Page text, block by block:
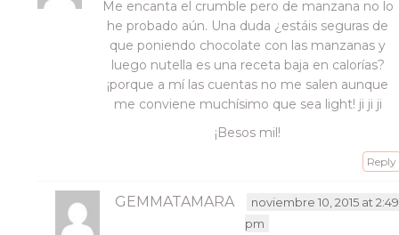
Me encanta el crumble pero de manzana no lo
he probado aún. Una duda ¿estáis seguras de
que poniendo chocolate con las manzanas y
luego nutella es una receta baja en calorías?
¡porque a mí las cuentas no me salen aunque
me conviene muchísimo que sea light! ji ji ji
¡Besos mil!
Reply
GEMMATAMARA
noviembre 10, 2015 at 2:49
pm